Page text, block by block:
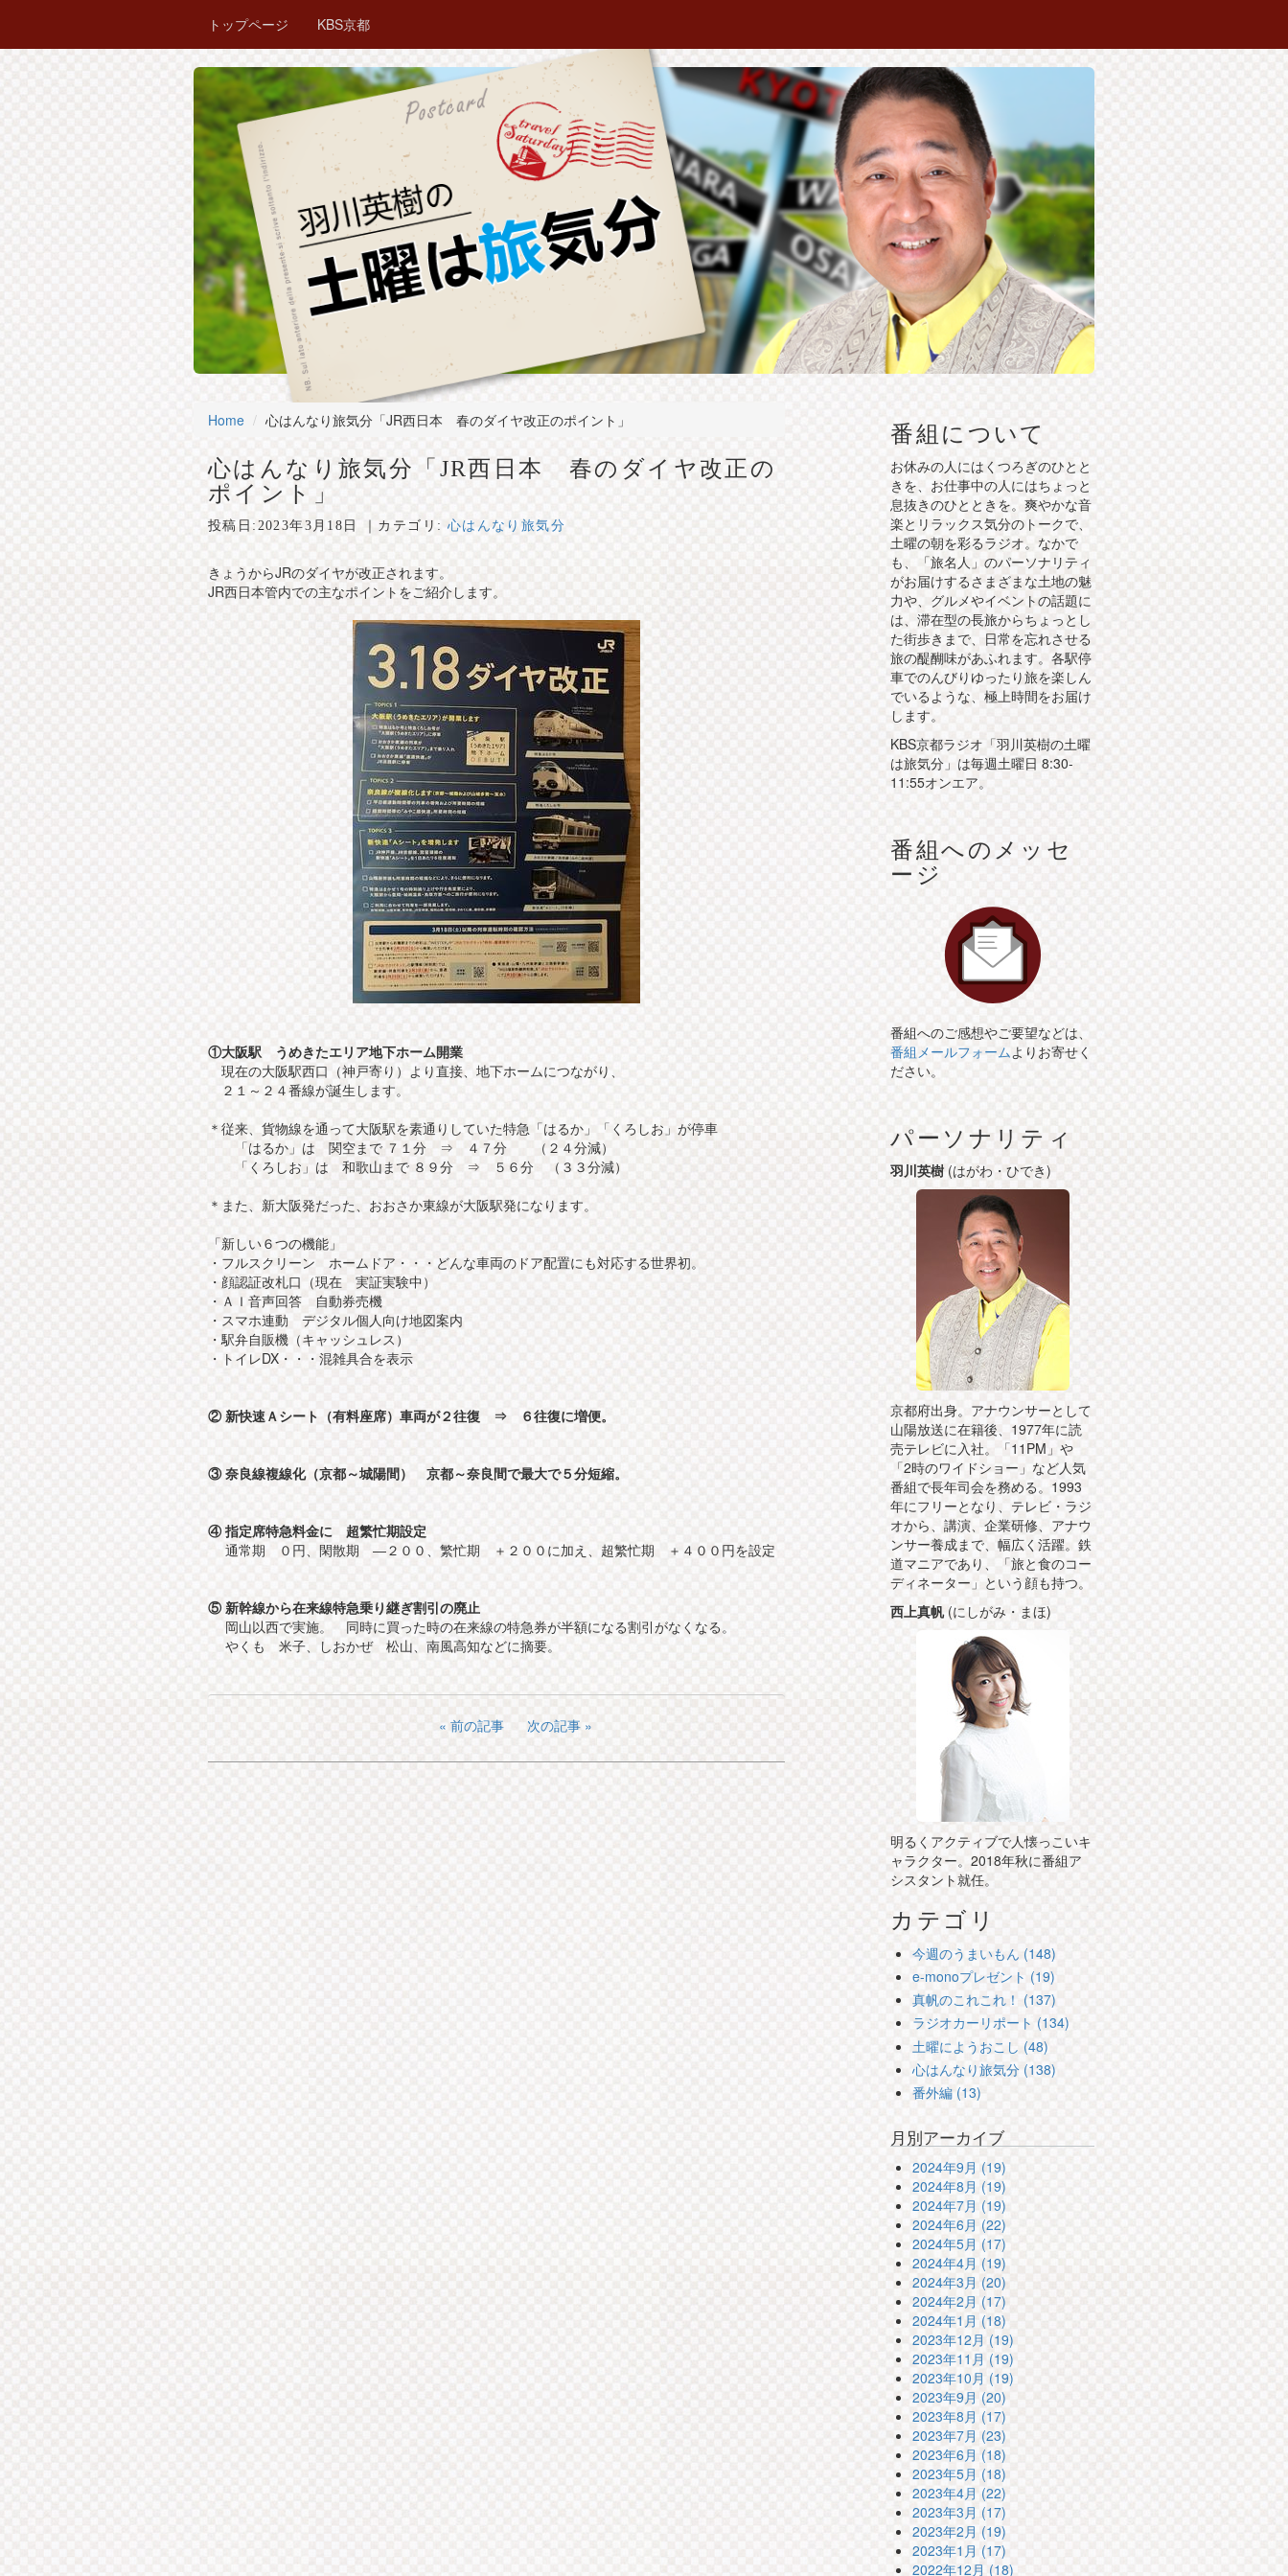
トップページ KBS京都
Home 心はんなり旅気分「JR西日本 春のダイヤ改正のポイント」
心はんなり旅気分「JR西日本 春のダイヤ改正の
ポイント」
投稿日: 2023年3月18日 ｜カテゴリ:心はんなり旅気分
きょうからJRのダイヤが改正されます。
JR西日本管内での主なポイントをご紹介します。
①大阪駅 うめきたエリア地下ホーム開業
現在の大阪駅西口（神戸寄り）より直接、地下ホームにつながり、
２１～２４番線が誕生します。
＊従来、貨物線を通って大阪駅を素通りしていた特急「はるか」「くろしお」が停車
「はるか」は 関空まで ７１分 ⇒ ４７分 （２４分減）
「くろしお」は 和歌山まで ８９分 ⇒ ５６分 （３３分減）
＊また、新大阪発だった、おおさか東線が大阪駅発になります。
「新しい６つの機能」
・フルスクリーン ホームドア・・・どんな車両のドア配置にも対応する世界初。
・顔認証改札口（現在 実証実験中）
・ＡＩ音声回答 自動券売機
・スマホ連動 デジタル個人向け地図案内
・駅弁自販機（キャッシュレス）
・トイレDX・・・混雑具合を表示
② 新快速Ａシート（有料座席）車両が２往復 ⇒ ６往復に増便。
③ 奈良線複線化（京都～城陽間） 京都～奈良間で最大で５分短縮。
④ 指定席特急料金に 超繁忙期設定
通常期 ０円、閑散期 ―２００、繁忙期 ＋２００に加え、超繁忙期 ＋４００円を設定
⑤ 新幹線から在来線特急乗り継ぎ割引の廃止
岡山以西で実施。 同時に買った時の在来線の特急券が半額になる割引がなくなる。
やくも 米子、しおかぜ 松山、南風高知などに摘要。
前の記事 次の記事
番組について
お休みの人にはくつろぎのひとと
きを、お仕事中の人にはちょっと
息抜きのひとときを。爽やかな音
楽とリラックス気分のトークで、
土曜の朝を彩るラジオ。なかで
も、「旅名人」のパーソナリティ
がお届けするさまざまな土地の魅
力や、グルメやイベントの話題に
は、滞在型の長旅からちょっとし
た街歩きまで、日常を忘れさせる
旅の醍醐味があふれます。各駅停
車でのんびりゆったり旅を楽しん
でいるような、極上時間をお届け
します。
KBS京都ラジオ「羽川英樹の土曜
は旅気分」は毎週土曜日 8:30-
11:55オンエア。
番組へのメッセ
ージ
番組へのご感想やご要望などは、
番組メールフォームよりお寄せく
ださい。
パーソナリティ
羽川英樹(はがわ・ひでき)
京都府出身。アナウンサーとして
山陽放送に在籍後、1977年に読
売テレビに入社。「11PM」や
「2時のワイドショー」など人気
番組で長年司会を務める。1993
年にフリーとなり、テレビ・ラジ
オから、講演、企業研修、アナウ
ンサー養成まで、幅広く活躍。鉄
道マニアであり、「旅と食のコー
ディネーター」という顔も持つ。
西上真帆(にしがみ・まほ)
明るくアクティブで人懐っこいキ
ャラクター。2018年秋に番組ア
シスタント就任。
カテゴリ
今週のうまいもん (148)
e-monoプレゼント (19)
真帆のこれこれ！ (137)
ラジオカーリポート (134)
土曜にようおこし (48)
心はんなり旅気分 (138)
番外編 (13)
月別アーカイブ
2024年9月 (19)
2024年8月 (19)
2024年7月 (19)
2024年6月 (22)
2024年5月 (17)
2024年4月 (19)
2024年3月 (20)
2024年2月 (17)
2024年1月 (18)
2023年12月 (19)
2023年11月 (19)
2023年10月 (19)
2023年9月 (20)
2023年8月 (17)
2023年7月 (23)
2023年6月 (18)
2023年5月 (18)
2023年4月 (22)
2023年3月 (17)
2023年2月 (19)
2023年1月 (17)
2022年12月 (18)